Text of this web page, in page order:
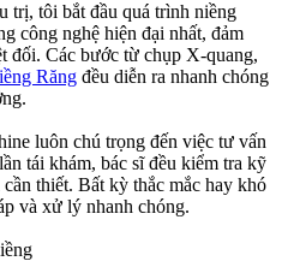
trị, tôi bắt đầu quá trình niềng
công nghệ hiện đại nhất, đảm
đối. Các bước từ chụp X-quang,
Răng đều diễn ra nhanh chóng
luôn chú trọng đến việc tư vấn
tái khám, bác sĩ đều kiểm tra kỹ
thiết. Bất kỳ thắc mắc hay khó
và xử lý nhanh chóng.